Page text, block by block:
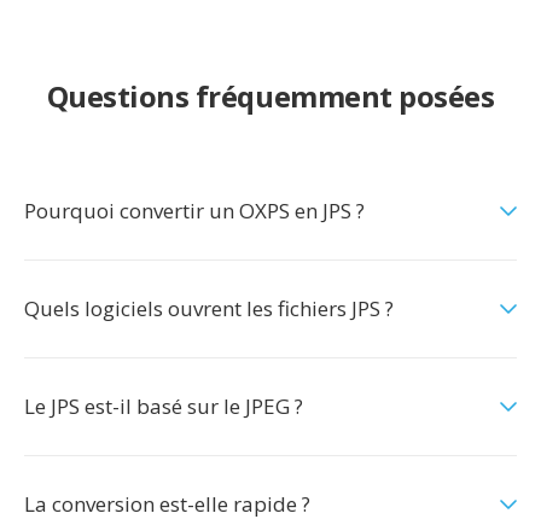
Questions fréquemment posées
Pourquoi convertir un OXPS en JPS ?
Quels logiciels ouvrent les fichiers JPS ?
Le JPS est-il basé sur le JPEG ?
La conversion est-elle rapide ?